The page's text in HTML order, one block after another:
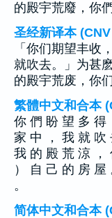
的殿宇荒廢，你
圣经新译本
「你们期望丰收
就吹去。」为甚
的殿宇荒废，你
繁體中文和合本
你 們 盼 望 多 得
家 中 ， 我 就 吹
我 的 殿 荒 涼 ，
） 自 己 的 房 屋
。
简体中文和合本